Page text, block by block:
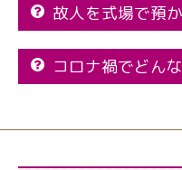
故人を式場で預
コロナ禍でどん